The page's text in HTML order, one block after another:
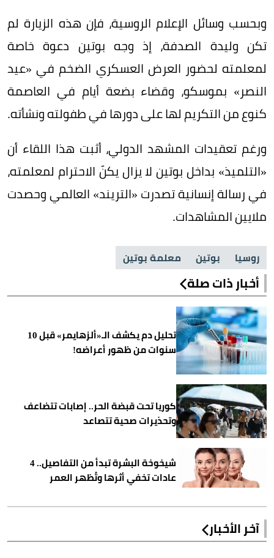
وبحسب وسائل الإعلام الروسية، فإن هذه الزيارة لم
تكن وليدة الصدفة، إذ وجه بوتين دعوة خاصة
لمعلمته لحضور العرض العسكري الضخم في «عيد
النصر» بموسكو، وقضاء بضعة أيام في العاصمة
كنوع من التكريم لها على دورها في طفولته ونشأته.
ورغم تعقيدات المشهد الدولي، أثبت هذا اللقاء أن
«التلميذ» بداخل بوتين لا يزال يكنّ الاحترام لمعلمته،
في رسالة إنسانية تصدرت «التريند» العالمي وحصدت
ملايين المشاهدات.
روسيا بوتين معلمة بوتين
أخبار ذات صلة
تحليل دم يكشف الـ«ألزهايمر» قبل 10
سنوات من ظهور أعراضه!
كوريا تحت قبضة الحر.. إصابات تتضاعف
وتحذيرات صحية تتصاعد
شيخوخة البشرة تبدأ من التفاصيل.. 4
عادات تخفي أثرها وتُظهر العمر
آخر الأخبار